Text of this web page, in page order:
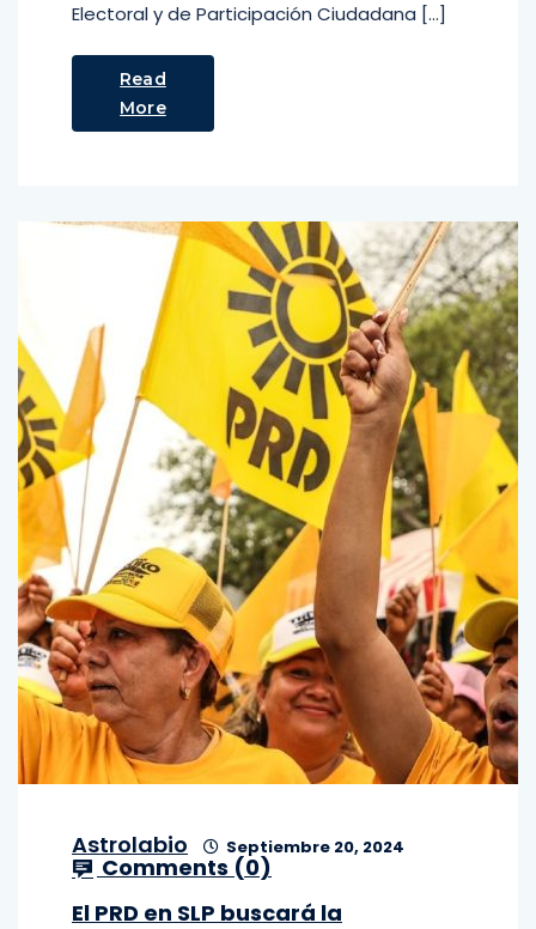
Electoral y de Participación Ciudadana […]
Read
More
Astrolabio Septiembre 20, 2024
Comments (0)
El PRD en SLP buscará la